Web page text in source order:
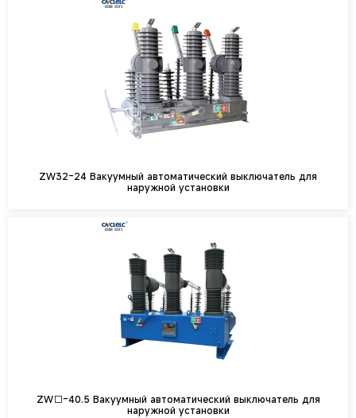
ZW32-24 Вакуумный автоматический выключатель для
наружной установки
ZW□-40.5 Вакуумный автоматический выключатель для
наружной установки